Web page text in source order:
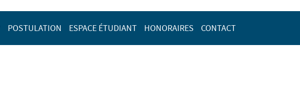
POSTULATION ESPACE ÉTUDIANT HONORAIRES CONTACT